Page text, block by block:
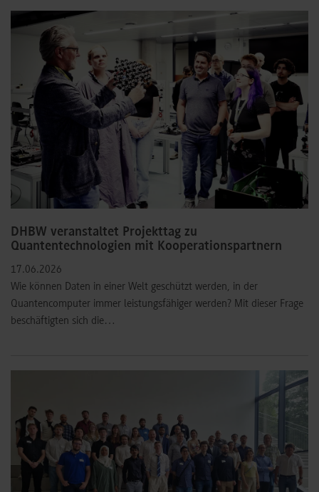
DHBW veranstaltet Projekttag zu
Quantentechnologien mit Kooperationspartnern
17.06.2026
Wie können Daten in einer Welt geschützt werden, in der
Quantencomputer immer leistungsfähiger werden? Mit dieser Frage
beschäftigten sich die…